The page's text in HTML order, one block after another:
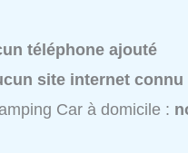
téléphone ajouté
site internet connu
Car à domicile :